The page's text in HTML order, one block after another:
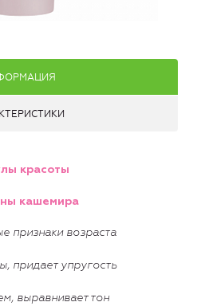
красоты
кашемира
признаки возраста
придает упругость
выравнивает тон